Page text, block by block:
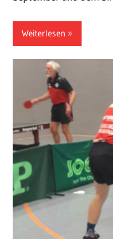
Weiterlesen